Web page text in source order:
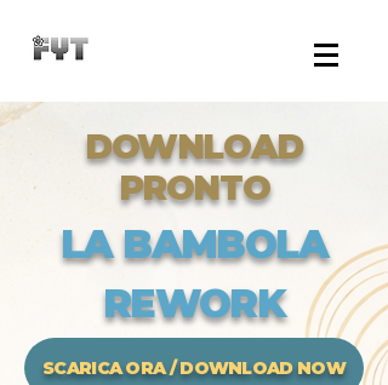
DOWNLOAD
PRONTO
LA BAMBOLA
REWORK
SCARICA ORA / DOWNLOAD NOW